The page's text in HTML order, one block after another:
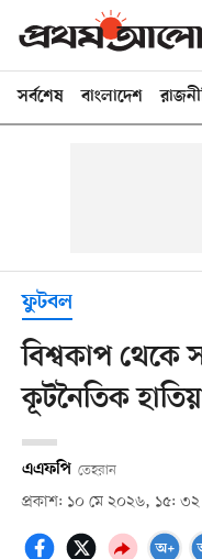
সর্বশেষ বাংলাদেশ
ফুটবল
বিশ্বকাপ থেকে
কূটনৈতিক
এএফপি তেহরান
প্রকাশ: ১০ মে ২০২৬, ১৫: ৩২